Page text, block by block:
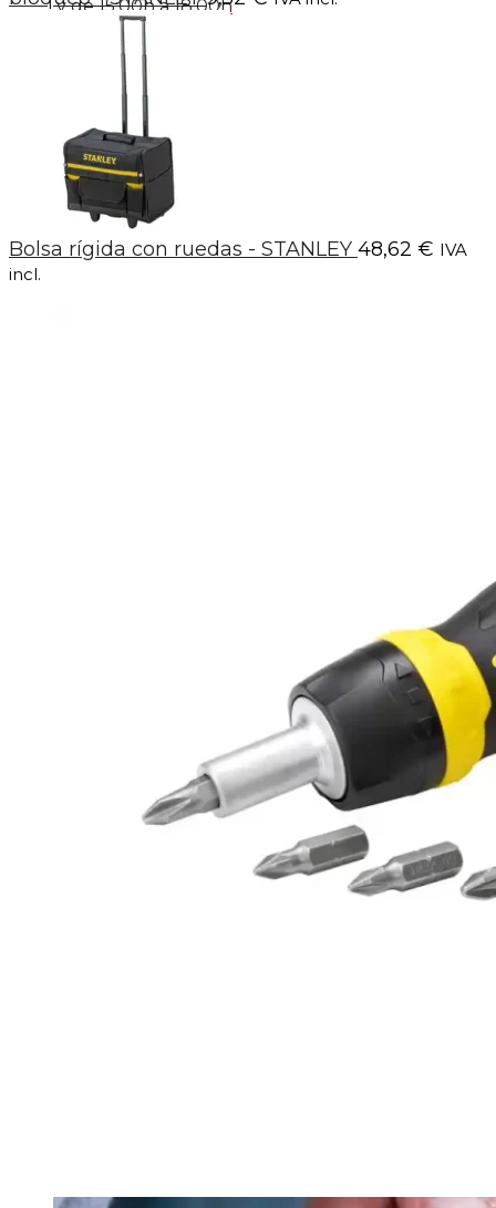
y de 15:00h a 18:00h
Bolsa rígida con ruedas - STANLEY 48,62 € IVA
incl.